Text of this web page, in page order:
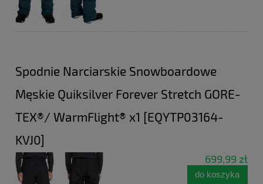
Spodnie Narciarskie Snowboardowe
Męskie Quiksilver Forever Stretch GORE-
TEX®/ WarmFlight® x1 [EQYTP03164-
KVJ0]
699,99 zł
do koszyka